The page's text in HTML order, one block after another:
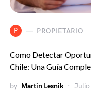
P PROPIETARIO
Como Detectar
Chile: Una Guía
by Martin Lesnik Julio